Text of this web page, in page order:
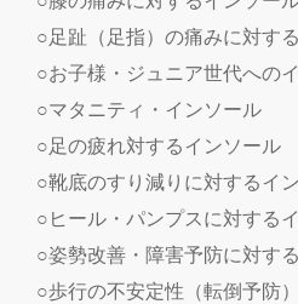
○足趾（足指）の痛みに対す
○お子様・ジュニア世代への
○マタニティ・インソール
○足の疲れ対するインソール
○靴底のすり減りに対するイ
○ヒール・パンプスに対する
○姿勢改善・障害予防に対す
○歩行の不安定性（転倒予防